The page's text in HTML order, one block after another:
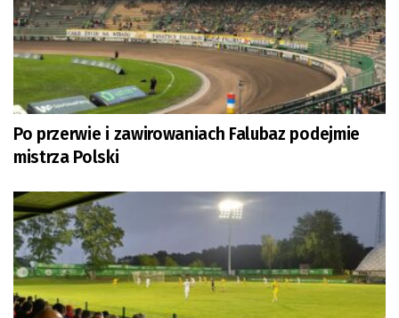
Po przerwie i zawirowaniach Falubaz podejmie
mistrza Polski